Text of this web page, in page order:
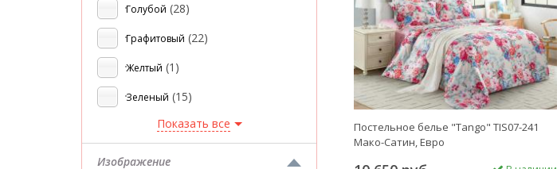
Голубой (28)
Графитовый (22)
Желтый (1)
Зеленый (15)
Показать все
Изображение
Постельное белье "Tango" TIS07-241
Мако-Сатин, Евро